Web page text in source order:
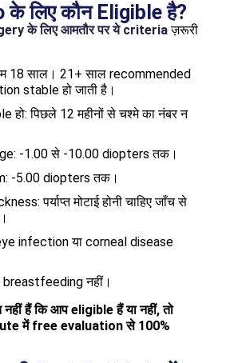
के लिए कौन Eligible है?
के लिए आमतौर पर ये criteriaज़रूरी
18 साल। 21+ साल recommended
stable हो जाती है।
हो: पिछले 12 महीनों से चश्मे का नंबर न
-1.00 से -10.00 diopters तक।
-5.00 diopters तक।
पर्याप्त मोटाई होनी चाहिए जाँच से
infection या corneal disease
breastfeeding नहीं।
हैं कि आप eligible हैं या नहीं, तो
में free evaluation से 100%